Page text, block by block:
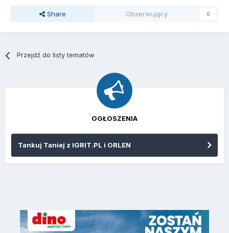
Share Obserwujący 0
Przejdź do listy tematów
OGŁOSZENIA
Tankuj Taniej z IGRIT.PL i ORLEN